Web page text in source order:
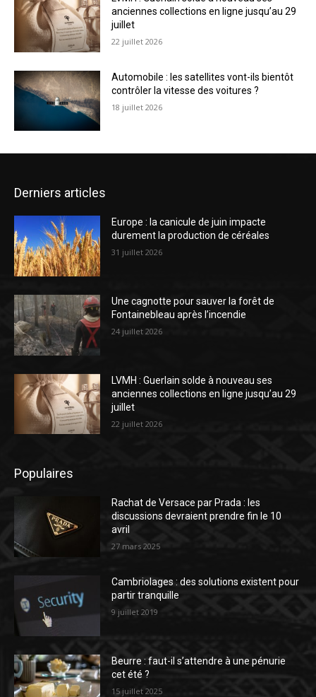
anciennes collections en ligne jusqu’au 29
juillet
22 juillet 2026
Automobile : les satellites vont-ils bientôt
contrôler la vitesse des voitures ?
18 juillet 2026
Derniers articles
Europe : la canicule de juin impacte
durement la production de céréales
31 juillet 2026
Une cagnotte pour sauver la forêt de
Fontainebleau après l’incendie
24 juillet 2026
LVMH : Guerlain solde à nouveau ses
anciennes collections en ligne jusqu’au 29
juillet
22 juillet 2026
Populaires
Rachat de Versace par Prada : les
discussions devraient prendre fin le 10
avril
27 mars 2025
Cambriolages : des solutions existent pour
partir tranquille
9 juillet 2019
Beurre : faut-il s’attendre à une pénurie
cet été ?
15 juillet 2025